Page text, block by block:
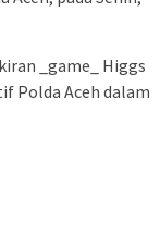
_game_ Higgs
Polda Aceh dalam